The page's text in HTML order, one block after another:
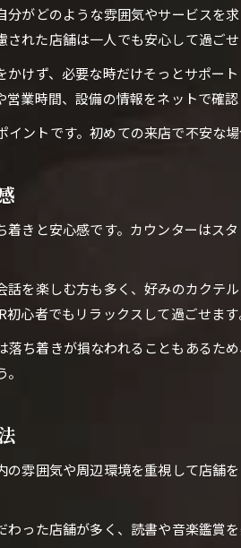
がどのような雰囲気やサービスを
れた店舗は一人でも安心して過ごせ
けず、必要な時だけそっとサポー
業時間、設備の情報をネットで確認
ントです。初めての来店で不安な
きと安心感です。カウンターはス
を楽しむ方も多く、好みのカクテ
心者でもリラックスして過ごせます
ち着きが損なわれることもあるた
雰囲気や周辺環境を重視して店舗
った店舗が多く、読書や音楽鑑賞